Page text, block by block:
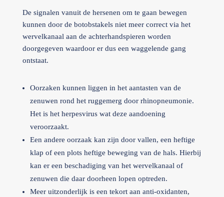
De signalen vanuit de hersenen om te gaan bewegen
kunnen door de botobstakels niet meer correct via het
wervelkanaal aan de achterhandspieren worden
doorgegeven waardoor er dus een waggelende gang
ontstaat.
Oorzaken kunnen liggen in het aantasten van de
zenuwen rond het ruggemerg door rhinopneumonie.
Het is het herpesvirus wat deze aandoening
veroorzaakt.
Een andere oorzaak kan zijn door vallen, een heftige
klap of een plots heftige beweging van de hals. Hierbij
kan er een beschadiging van het wervelkanaal of
zenuwen die daar doorheen lopen optreden.
Meer uitzonderlijk is een tekort aan anti-oxidanten,